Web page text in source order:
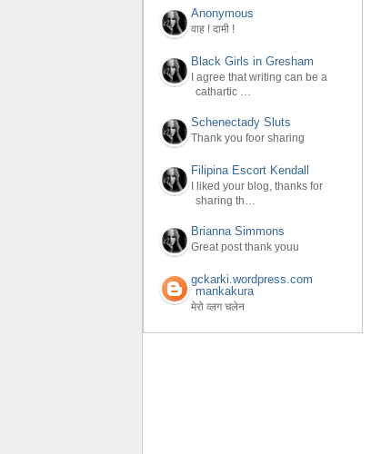
Anonymous
वाह ! दामी !
Black Girls in Gresham
I agree that writing can be a
cathartic …
Schenectady Sluts
Thank you foor sharing
Filipina Escort Kendall
I liked your blog, thanks for
sharing th…
Brianna Simmons
Great post thank youu
gckarki.wordpress.com
mankakura
मेरो व्लग चलेन